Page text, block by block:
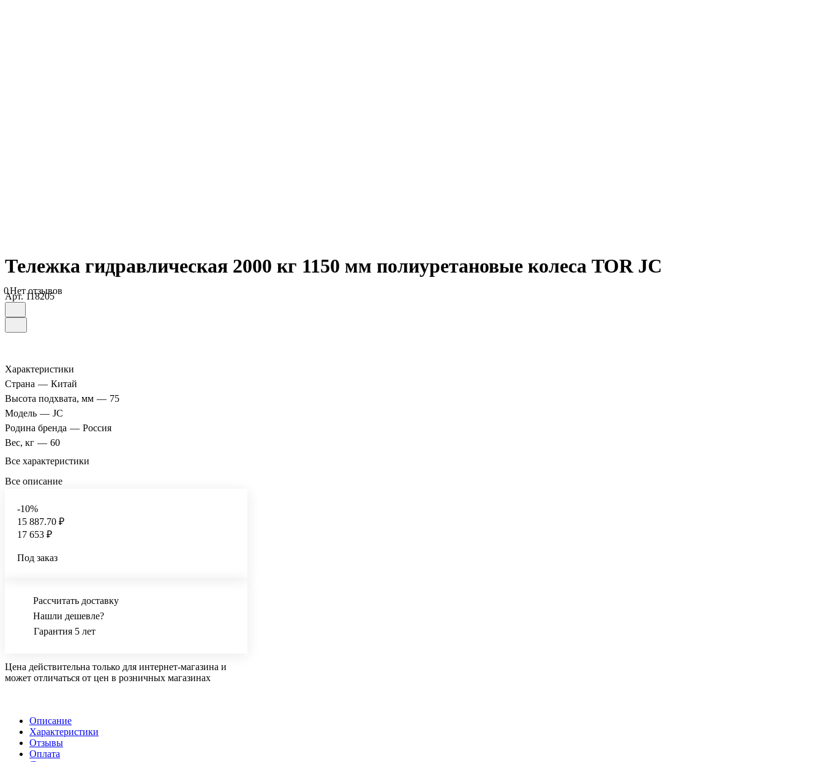
Тележка гидравлическая 2000 кг 1150 мм полиуретановые колеса TOR JC
0Нет отзывов
Арт.118205
Характеристики
Страна — Китай
Высота подхвата, мм — 75
Модель — JC
Родина бренда — Россия
Вес, кг — 60
Все характеристики
Все описание
-10%
15 887.70 ₽
17 653 ₽
Под заказ
Рассчитать доставку
Нашли дешевле?
Гарантия 5 лет
Цена действительна только для интернет-магазина и
может отличаться от цен в розничных магазинах
Описание
Характеристики
Отзывы
Оплата